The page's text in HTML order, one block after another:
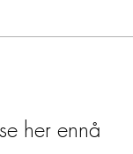
her ennå